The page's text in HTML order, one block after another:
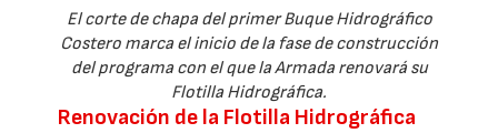
El corte de chapa del primer Buque Hidrográfico
Costero marca el inicio de la fase de construcción
del programa con el que la Armada renovará su
Flotilla Hidrográfica.
Renovación de la Flotilla Hidrográfica